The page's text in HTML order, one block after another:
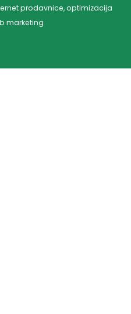
prodavnice, optimizacija
marketing